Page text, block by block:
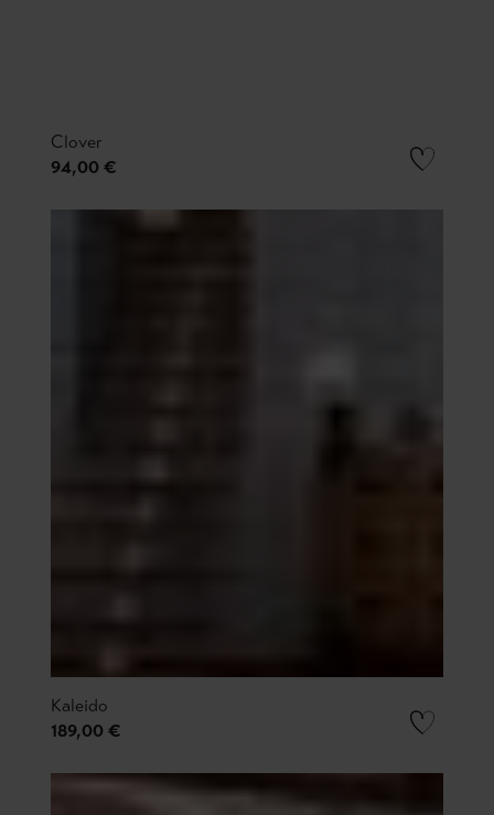
Clover
94,00 €
Kaleido
189,00 €